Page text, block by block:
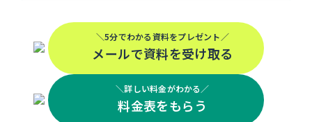
＼5分でわかる資料をプレゼント／
メールで資料を受け取る
＼詳しい料金がわかる／
料金表をもらう